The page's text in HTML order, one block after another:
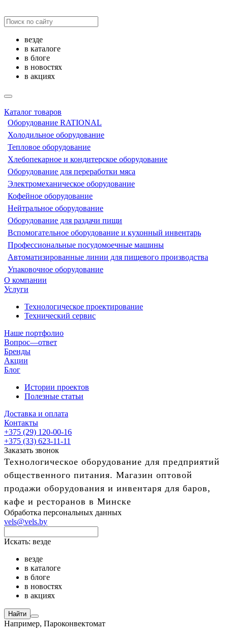
везде
в каталоге
в блоге
в новостях
в акциях
Каталог товаров
Оборудование RATIONAL
Холодильное оборудование
Тепловое оборудование
Хлебопекарное и кондитерское оборудование
Оборудование для переработки мяса
Электромеханическое оборудование
Кофейное оборудование
Нейтральное оборудование
Оборудование для раздачи пищи
Вспомогательное оборудование и кухонный инвентарь
Профессиональные посудомоечные машины
Автоматизированные линии для пищевого производства
Упаковочное оборудование
О компании
Услуги
Технологическое проектирование
Технический сервис
Наше портфолио
Вопрос—ответ
Бренды
Акции
Блог
Истории проектов
Полезные статьи
Доставка и оплата
Контакты
+375 (29) 120-00-16
+375 (33) 623-11-11
Заказать звонок
Технологическое оборудование для предприятий
общественного питания. Магазин оптовой
продажи оборудования и инвентаря для баров,
кафе и ресторанов в Минске
Обработка персональных данных
vels@vels.by
Искать: везде
везде
в каталоге
в блоге
в новостях
в акциях
Найти
Например, Пароконвектомат